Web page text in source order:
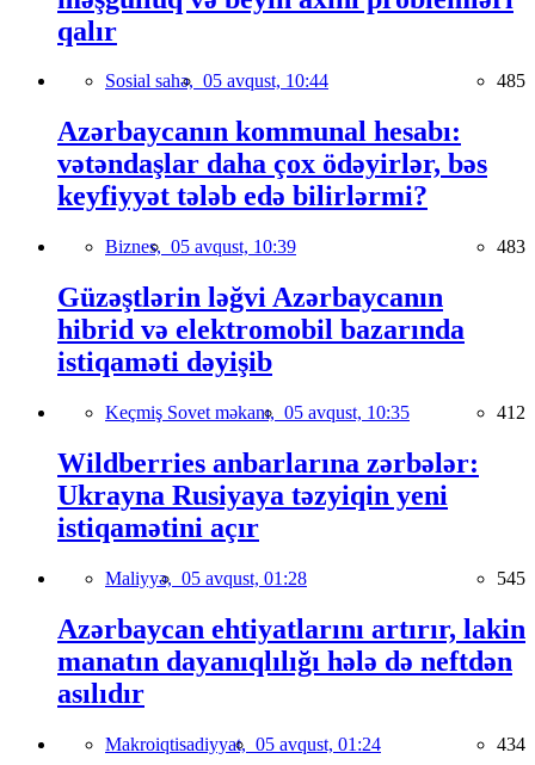
qalır
Sosial sahə, 05 avqust, 10:44 485
Azərbaycanın kommunal hesabı:
vətəndaşlar daha çox ödəyirlər, bəs
keyfiyyət tələb edə bilirlərmi?
Biznes, 05 avqust, 10:39 483
Güzəştlərin ləğvi Azərbaycanın
hibrid və elektromobil bazarında
istiqaməti dəyişib
Keçmiş Sovet məkanı, 05 avqust, 10:35 412
Wildberries anbarlarına zərbələr:
Ukrayna Rusiyaya təzyiqin yeni
istiqamətini açır
Maliyyə, 05 avqust, 01:28 545
Azərbaycan ehtiyatlarını artırır, lakin
manatın dayanıqlılığı hələ də neftdən
asılıdır
Makroiqtisadiyyat, 05 avqust, 01:24 434